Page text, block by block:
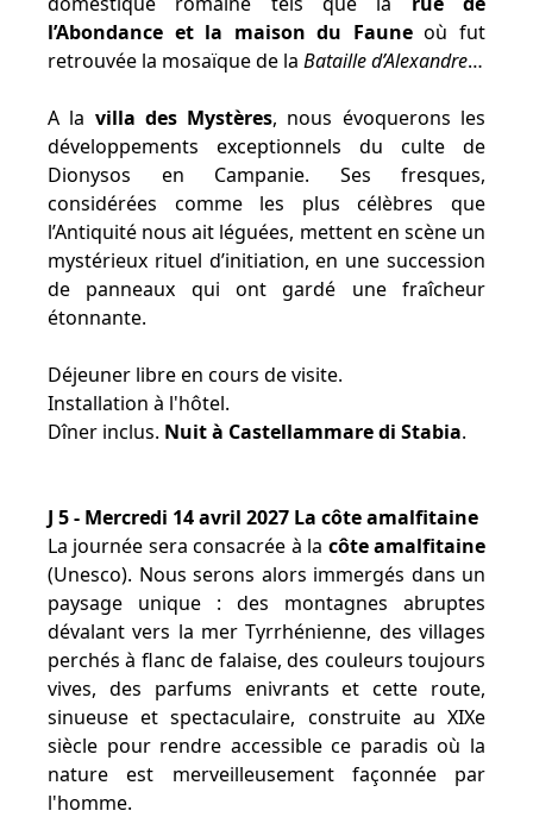
l’Abondance et la maison du Fauneoù fut
retrouvée la mosaïque de la Bataille d’Alexandre…
A la villa des Mystères, nous évoquerons les
développements exceptionnels du culte de
Dionysos en Campanie. Ses fresques,
considérées comme les plus célèbres que
l’Antiquité nous ait léguées, mettent en scène un
mystérieux rituel d’initiation, en une succession
de panneaux qui ont gardé une fraîcheur
étonnante.
Déjeuner libre en cours de visite.
Installation à l'hôtel.
Dîner inclus. Nuit à Castellammare di Stabia.
J 5 - Mercredi 14 avril 2027 La côte amalfitaine
La journée sera consacrée à la côte amalfitaine
(Unesco). Nous serons alors immergés dans un
paysage unique : des montagnes abruptes
dévalant vers la mer Tyrrhénienne, des villages
perchés à flanc de falaise, des couleurs toujours
vives, des parfums enivrants et cette route,
sinueuse et spectaculaire, construite au XIXe
siècle pour rendre accessible ce paradis où la
nature est merveilleusement façonnée par
l'homme.